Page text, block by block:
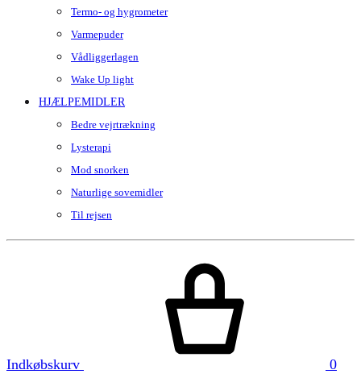
Termo- og hygrometer
Varmepuder
Vådliggerlagen
Wake Up light
HJÆLPEMIDLER
Bedre vejrtrækning
Lysterapi
Mod snorken
Naturlige sovemidler
Til rejsen
Indkøbskurv 0